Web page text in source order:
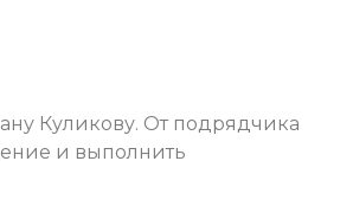
Куликову. От подрядчика
и выполнить